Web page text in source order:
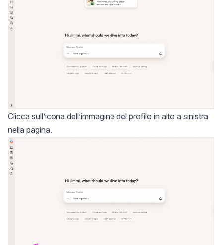
Clicca sull’icona dell’immagine del profilo in alto a sinistra
nella pagina.